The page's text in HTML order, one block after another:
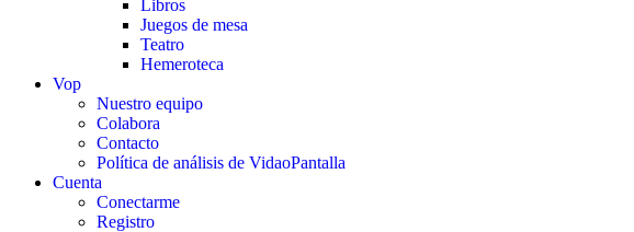
Libros
Juegos de mesa
Teatro
Hemeroteca
Vop
Nuestro equipo
Colabora
Contacto
Política de análisis de VidaoPantalla
Cuenta
Conectarme
Registro